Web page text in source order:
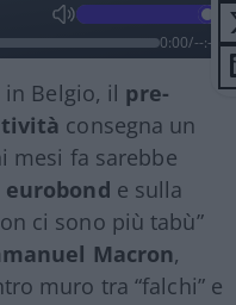
0:00/--:--
in Belgio, il pre-
consegna un
mesi fa sarebbe
eurobond e sulla
ci sono più tabù”
Macron,
muro tra “falchi” e